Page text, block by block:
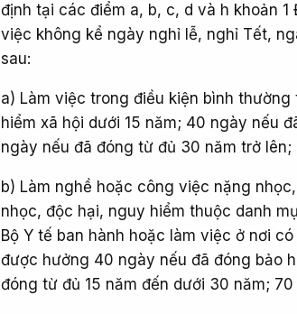
định tại các điểm a, b, c, d và h khoản
việc không kể ngày nghỉ lễ, nghỉ Tết,
sau:
a) Làm việc trong điều kiện bình
hiểm xã hội dưới 15 năm; 40 ngày nếu
ngày nếu đã đóng từ đủ 30 năm trở lên;
b) Làm nghề hoặc công việc nặng
nhọc, độc hại, nguy hiểm thuộc danh
Bộ Y tế ban hành hoặc làm việc ở nơi
được hưởng 40 ngày nếu đã đóng bảo
đóng từ đủ 15 năm đến dưới 30 năm;